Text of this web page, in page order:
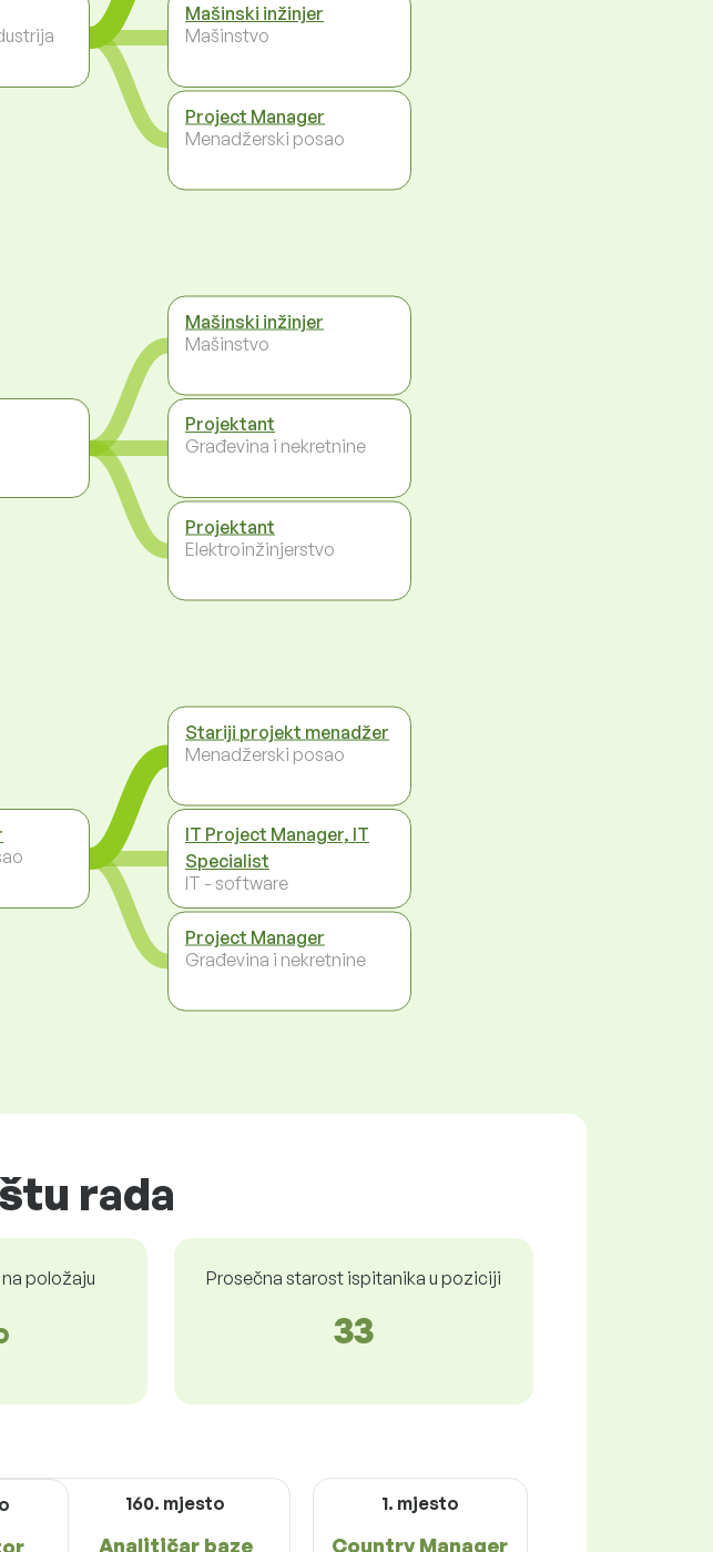
Mašinski inžinjer
Mašinstvo
Project Manager
Menadžerski posao
Mašinski inžinjer
Mašinstvo
Projektant
Građevina i nekretnine
Projektant
Elektroinžinjerstvo
Stariji projekt menadžer
Menadžerski posao
IT Project Manager, IT
Specialist
IT - software
Project Manager
Građevina i nekretnine
rada
položaju Prosečna starost ispitanika u poziciji
33
160. mjesto
Analitičar baze
1. mjesto
Country Manager